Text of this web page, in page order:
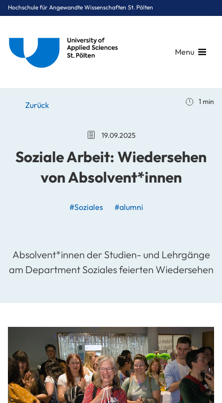
Hochschule für Angewandte Wissenschaften St. Pölten
Menu
Arbeit: Wiedersehen von Absolvent*innen
Zurück 1 min
Soziale Arbeit: Wiedersehen
von Absolvent*innen
#Soziales #alumni
19.09.2025
Absolvent*innen der Studien- und Lehrgänge
am Department Soziales feierten Wiedersehen